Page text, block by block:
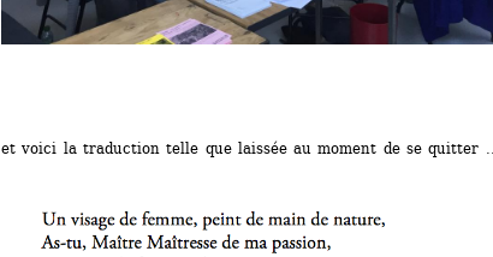
et voici la traduction telle que laissée au moment de se quitter ...